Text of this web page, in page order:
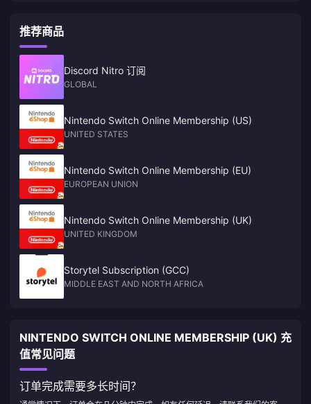
推荐商品
Discord Nitro 订阅
GLOBAL
Nintendo Switch Online Membership (US)
UNITED STATES
Nintendo Switch Online Membership (EU)
EUROPEAN UNION
Nintendo Switch Online Membership (UK)
UNITED KINGDOM
Storytel Subscription (GCC)
MIDDLE EAST AND NORTH AFRICA
NINTENDO SWITCH ONLINE MEMBERSHIP (UK) 充
值常见问题
订单完成需要多长时间？